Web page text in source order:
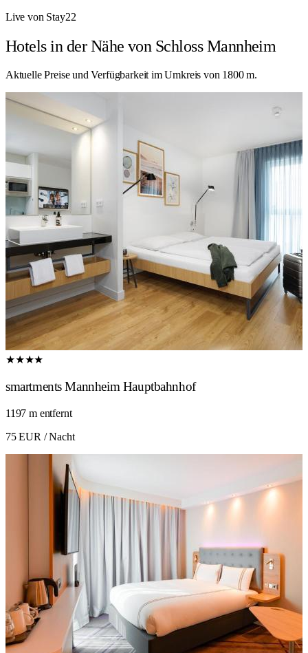
Live von Stay22
Hotels in der Nähe von Schloss Mannheim
Aktuelle Preise und Verfügbarkeit im Umkreis von 1800 m.
★★★★
smartments Mannheim Hauptbahnhof
1197 m entfernt
75 EUR / Nacht